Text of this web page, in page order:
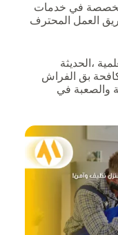
في خدمات
العمل المحترف
،الحديثة
بق الفراش
والصعبة في